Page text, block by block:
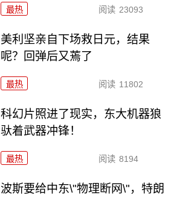
最热 阅读 23093
美利坚亲自下场救日元，结果
呢？回弹后又蔫了
最热 阅读 11802
科幻片照进了现实，东大机器狼
驮着武器冲锋！
最热 阅读 8194
波斯要给中东\"物理断网\"，特朗